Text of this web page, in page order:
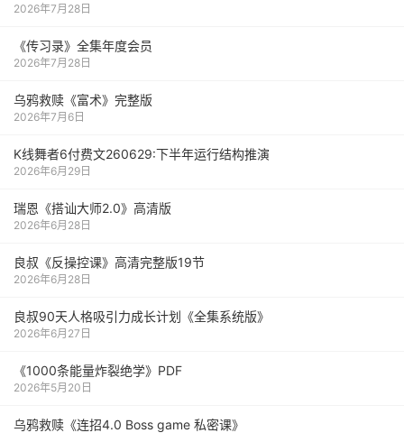
2026年7月28日
《传习录》全集年度会员
2026年7月28日
乌鸦救赎《富术》完整版
2026年7月6日
K线舞者6付费文260629:下半年运行结构推演
2026年6月29日
瑞恩《搭讪大师2.0》高清版
2026年6月28日
良叔《反操控课》高清完整版19节
2026年6月28日
良叔90天人格吸引力成长计划《全集系统版》
2026年6月27日
《1000‮能条‬‎量‮裂炸‬‎绝学》PDF
2026年5月20日
乌鸦救赎《连招4.0 Boss game 私密课》